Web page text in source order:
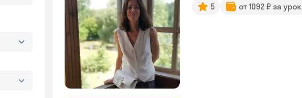
5 от 1092 ₽ за урок